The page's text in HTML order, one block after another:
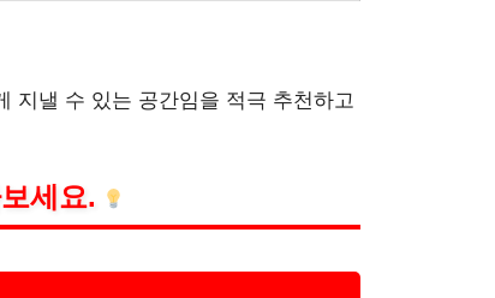
지낼 수 있는 공간임을 적극 추천하고
세요.